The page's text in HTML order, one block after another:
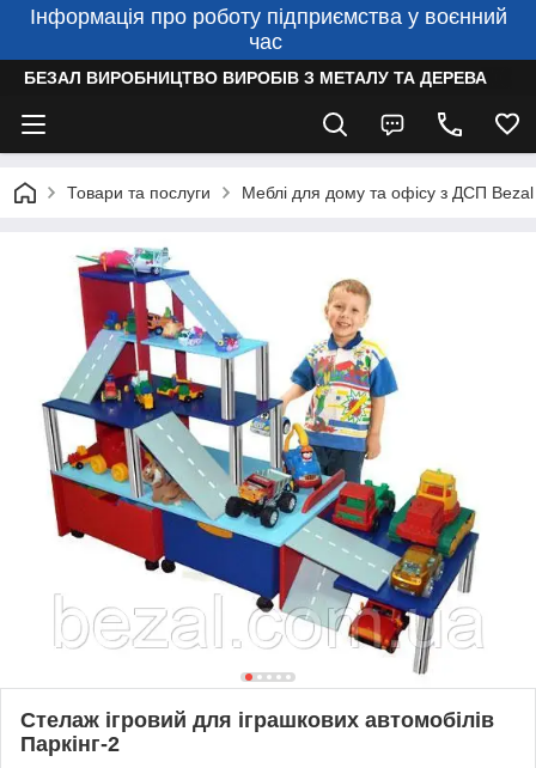
Інформація про роботу підприємства у воєнний
час
БЕЗАЛ ВИРОБНИЦТВО ВИРОБІВ З МЕТАЛУ ТА ДЕРЕВА
Товари та послуги Меблі для дому та офісу з ДСП Bezal
Стелаж ігровий для іграшкових автомобілів
Паркінг-2